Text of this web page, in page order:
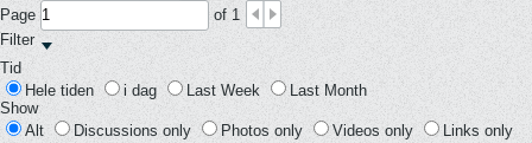
Page
of 1
Filter
Tid
Hele tiden
i dag Last Week
Last Month
Show
Alt
Discussions only Photos only Videos only
Links only